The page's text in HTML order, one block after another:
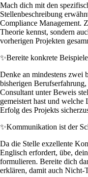
Mach dich mit den
Stellenbeschreibung
Compliance Management.
Theorie kennst, sondern
vorherigen Projekten
✨Bereite konkrete
Denke an mindestens zwei
bisherigen
Consultant unter Beweis
gemeistert hast und welche
Erfolg des Projekts
✨Kommunikation ist der
Da die Stelle exzellente
Englisch erfordert, übe,
formulieren. Bereite dich
erklären, damit auch Nicht-